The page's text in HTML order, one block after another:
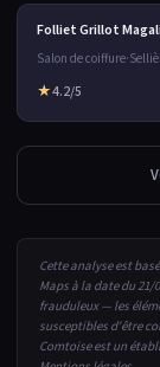
Folliet Grillot
Salon de coiffure·
★4.2/5
Cette analyse est
Maps à la date du
frauduleux — les
susceptibles d'être
Comtoise est un